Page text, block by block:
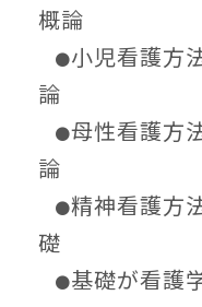
概論
●小児看護方
論
●母性看護方
論
●精神看護方
礎
●基礎が看護